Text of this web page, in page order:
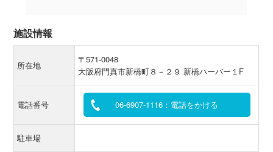
施設情報
所在地
〒571-0048
大阪府門真市新橋町８－２９ 新橋ハーバー１F
電話番号 06-6907-1116：電話をかける
駐車場